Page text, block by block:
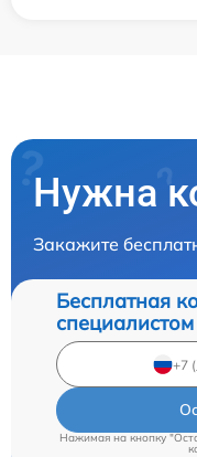
Нужна
Закажите
Бесплатная
специалистом
Нажимая на кнопку